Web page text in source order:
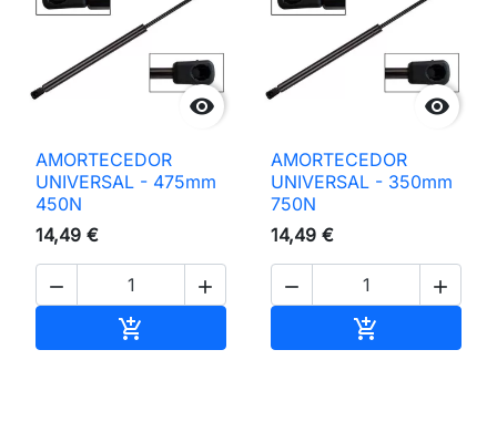

AMORTECEDOR
UNIVERSAL - 475mm
450N
14,49 €
 


AMORTECEDOR
UNIVERSAL - 350mm
750N
14,49 €
 
